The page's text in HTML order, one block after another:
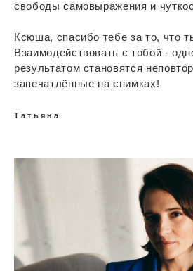
свободы самовыражения и
Ксюша, спасибо тебе за то, что
Взаимодействовать с тобой -
результатом становятся
запечатлённые на снимках!
Татьяна